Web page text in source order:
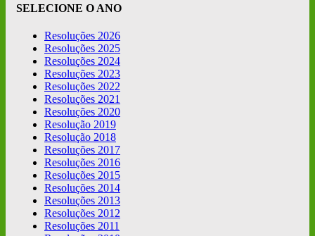
SELECIONE O ANO
Resoluções 2026
Resoluções 2025
Resoluções 2024
Resoluções 2023
Resoluções 2022
Resoluções 2021
Resoluções 2020
Resolução 2019
Resolução 2018
Resoluções 2017
Resoluções 2016
Resoluções 2015
Resoluções 2014
Resoluções 2013
Resoluções 2012
Resoluções 2011